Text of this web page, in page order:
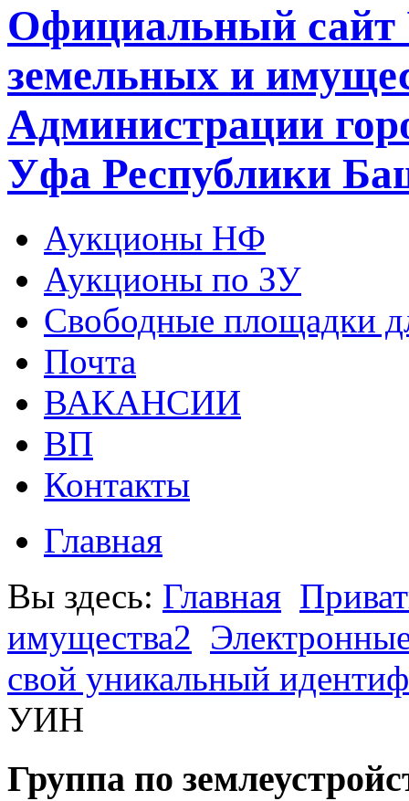
Официальный сайт
земельных и
Администрации
Уфа Республики
Аукционы НФ
Аукционы по ЗУ
Свободные площадки
Почта
ВАКАНСИИ
ВП
Контакты
Главная
Вы здесь: Главная
имущества2
свой уникальный
УИН
Группа по